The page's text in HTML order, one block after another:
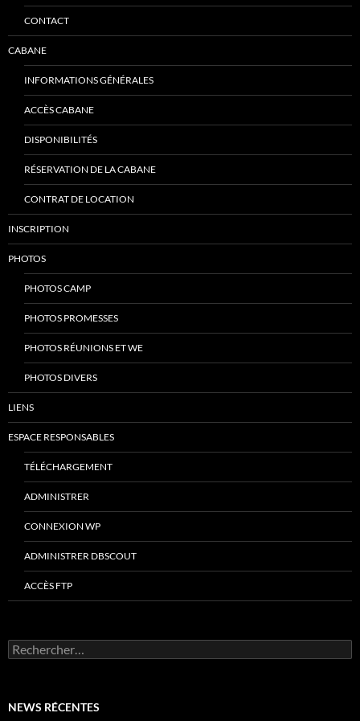
CONTACT
CABANE
INFORMATIONS GÉNÉRALES
ACCÈS CABANE
DISPONIBILITÉS
RÉSERVATION DE LA CABANE
CONTRAT DE LOCATION
INSCRIPTION
PHOTOS
PHOTOS CAMP
PHOTOS PROMESSES
PHOTOS RÉUNIONS ET WE
PHOTOS DIVERS
LIENS
ESPACE RESPONSABLES
TÉLÉCHARGEMENT
ADMINISTRER
CONNEXION WP
ADMINISTRER DBSCOUT
ACCÈS FTP
Rechercher :
NEWS RÉCENTES